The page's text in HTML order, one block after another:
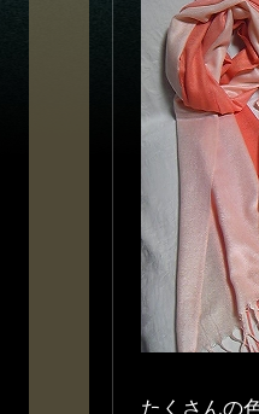
たくさんの